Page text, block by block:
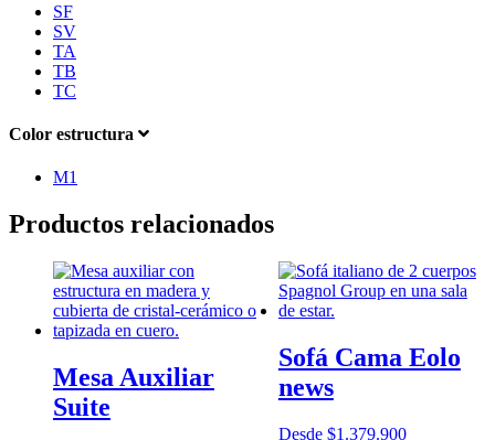
SF
SV
TA
TB
TC
Color estructura
M1
Productos relacionados
Mesa Auxiliar
Suite
Sofá Cama Eolo
news
Desde $1.379.900